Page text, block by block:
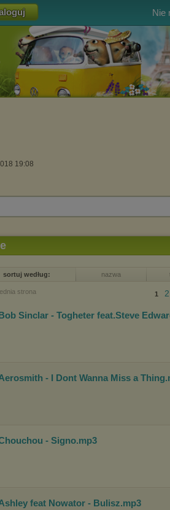
Nie
19:08
sortuj według: nazwa
strona 1 2
Bob Sinclar - Togheter feat.Steve
- I Dont Wanna Miss a Thing
- Signo.mp3
feat Nowator - Bulisz.mp3